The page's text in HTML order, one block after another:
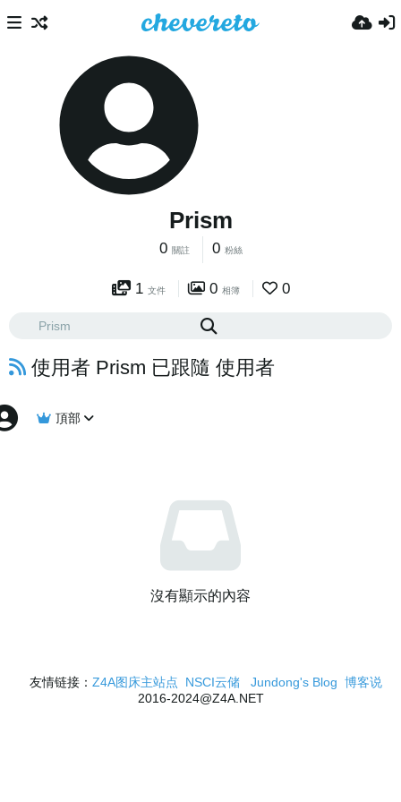
Prism
0 關註 0 粉絲
1 文件 0 相簿 0
使用者 Prism 已跟隨 使用者
頂部
沒有顯示的內容
友情链接： Z4A图床主站点 NSCI云储 Jundong's Blog 博客说
2016-2024@Z4A.NET